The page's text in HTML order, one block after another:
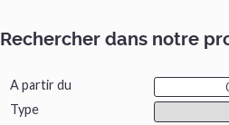
Rechercher dans notre
A partir du
Type